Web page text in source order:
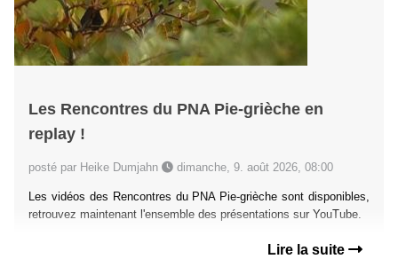
Les Rencontres du PNA Pie-grièche en
replay !
posté par Heike Dumjahn dimanche, 9. août 2026, 08:00
Les vidéos des Rencontres du PNA Pie-grièche sont disponibles,
retrouvez maintenant l'ensemble des présentations sur YouTube.
Lire la suite